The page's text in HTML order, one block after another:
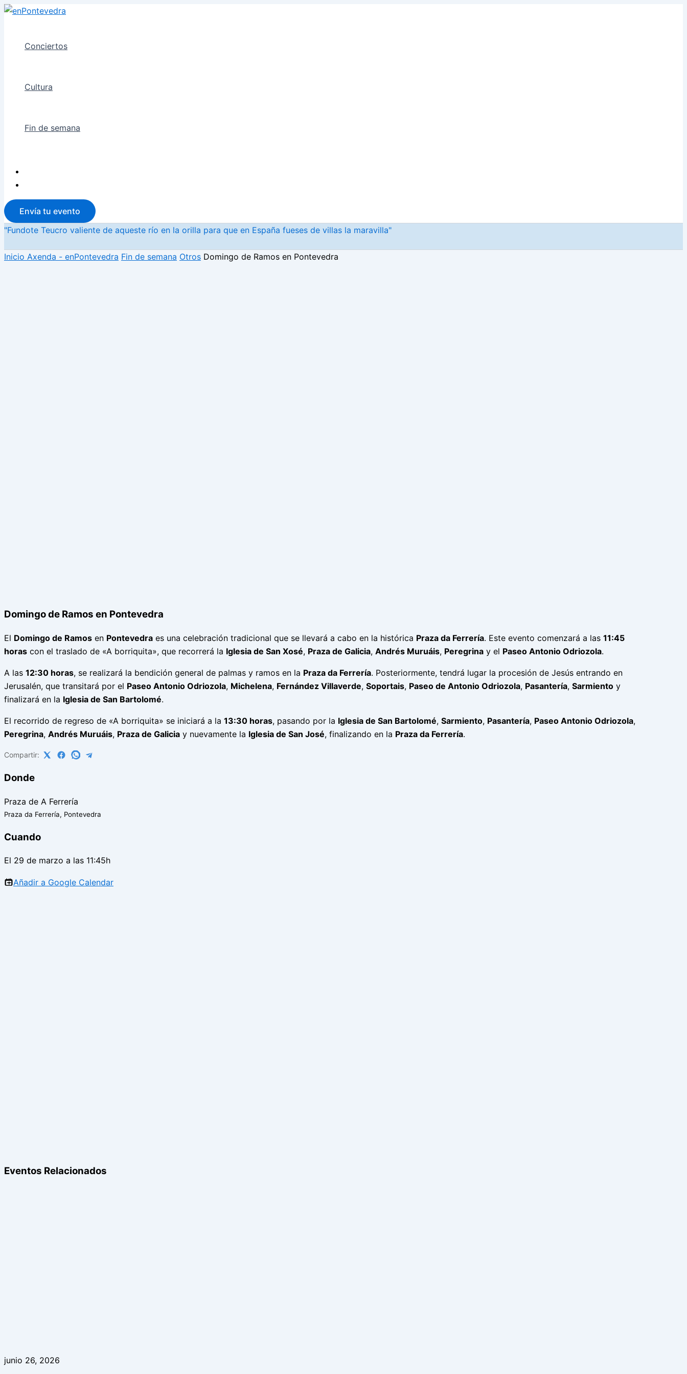
Ir
Conciertos
Cultura
Fin de semana
Envía tu evento
"Fundote Teucro valiente de aqueste río en la orilla para que en España fueses de villas la maravilla"
Inicio Axenda - enPontevedra Fin de semana Otros Domingo de Ramos en Pontevedra
Domingo de Ramos en Pontevedra
El Domingo de Ramos en Pontevedra es una celebración tradicional que se llevará a cabo en la histórica Praza da Ferrería. Este evento comenzará a las 11:45
horas con el traslado de «A borriquita», que recorrerá la Iglesia de San Xosé, Praza de Galicia, Andrés Muruáis, Peregrina y el Paseo Antonio Odriozola.
A las 12:30 horas, se realizará la bendición general de palmas y ramos en la Praza da Ferrería. Posteriormente, tendrá lugar la procesión de Jesús entrando en
Jerusalén, que transitará por el Paseo Antonio Odriozola, Michelena, Fernández Villaverde, Soportais, Paseo de Antonio Odriozola, Pasantería, Sarmiento y
finalizará en la Iglesia de San Bartolomé.
El recorrido de regreso de «A borriquita» se iniciará a la 13:30 horas, pasando por la Iglesia de San Bartolomé, Sarmiento, Pasantería, Paseo Antonio Odriozola,
Peregrina, Andrés Muruáis, Praza de Galicia y nuevamente la Iglesia de San José, finalizando en la Praza da Ferrería.
Compartir:
Donde
Praza de A Ferrería
Praza da Ferrería, Pontevedra
Cuando
El 29 de marzo a las 11:45h
Añadir a Google Calendar
Eventos Relacionados
junio 26, 2026